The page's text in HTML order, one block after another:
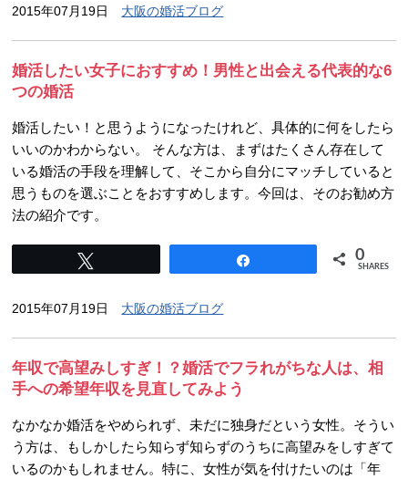
2015年07月19日 大阪の婚活ブログ
婚活したい女子におすすめ！男性と出会える代表的な6
つの婚活
婚活したい！と思うようになったけれど、具体的に何をしたら
いいのかわからない。 そんな方は、まずはたくさん存在して
いる婚活の手段を理解して、そこから自分にマッチしていると
思うものを選ぶことをおすすめします。今回は、そのお勧め方
法の紹介です。
0
SHARES
2015年07月19日 大阪の婚活ブログ
年収で高望みしすぎ！？婚活でフラれがちな人は、相
手への希望年収を見直してみよう
なかなか婚活をやめられず、未だに独身だという女性。そうい
う方は、もしかしたら知らず知らずのうちに高望みをしすぎて
いるのかもしれません。特に、女性が気を付けたいのは「年